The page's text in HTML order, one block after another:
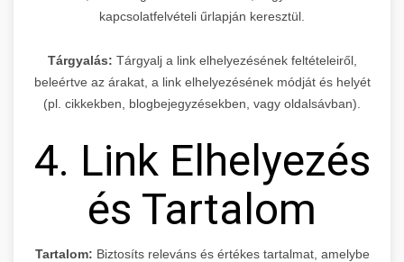
kapcsolatfelvételi űrlapján keresztül.
Tárgyalás: Tárgyalj a link elhelyezésének feltételeiről,
beleértve az árakat, a link elhelyezésének módját és helyét
(pl. cikkekben, blogbejegyzésekben, vagy oldalsávban).
4. Link Elhelyezés
és Tartalom
Tartalom: Biztosíts releváns és értékes tartalmat, amelybe